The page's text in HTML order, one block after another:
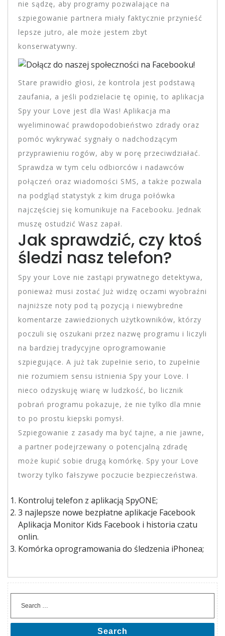
nie sądzę, aby programy pozwalające na
szpiegowanie partnera miały faktycznie przynieść
lepsze jutro, ale może jestem zbyt
konserwatywny.
Stare prawidło głosi, że kontrola jest podstawą
zaufania, a jeśli podzielacie tę opinię, to aplikacja
Spy your Love jest dla Was! Aplikacja ma
wyeliminować prawdopodobieństwo zdrady oraz
pomóc wykrywać sygnały o nadchodzącym
przyprawieniu rogów, aby w porę przeciwdziałać.
Sprawdza w tym celu odbiorców i nadawców
połączeń oraz wiadomości SMS, a także pozwala
na podgląd statystyk z kim druga połówka
najczęściej się komunikuje na Facebooku. Jednak
muszę ostudzić Wasz zapał.
Jak sprawdzić, czy ktoś
śledzi nasz telefon?
Spy your Love nie zastąpi prywatnego detektywa,
ponieważ musi zostać Już widzę oczami wyobraźni
najniższe noty pod tą pozycją i niewybredne
komentarze zawiedzionych użytkowników, którzy
poczuli się oszukani przez nazwę programu i liczyli
na bardziej tradycyjne oprogramowanie
szpiegujące. A już tak zupełnie serio, to zupełnie
nie rozumiem sensu istnienia Spy your Love. I
nieco odzyskuję wiarę w ludzkość, bo licznik
pobrań programu pokazuje, że nie tylko dla mnie
to po prostu kiepski pomysł.
Szpiegowanie z zasady ma być tajne, a nie jawne,
a partner podejrzewany o potencjalną zdradę
może kupić sobie drugą komórkę. Spy your Love
tworzy tylko fałszywe poczucie bezpieczeństwa.
Kontroluj telefon z aplikacją SpyONE;
3 najlepsze nowe bezpłatne aplikacje Facebook
Aplikacja Monitor Kids Facebook i historia czatu
onlin.
Komórka oprogramowania do śledzenia iPhonea;
Search